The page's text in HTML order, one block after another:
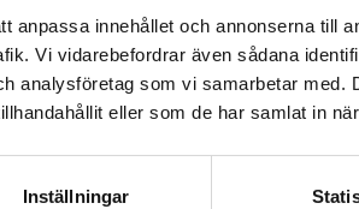
anpassa innehållet och annonserna till
Vi vidarebefordrar även sådana
analysföretag som vi samarbetar med.
eller som de har samlat in
Inställningar